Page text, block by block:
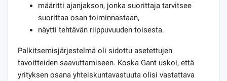
määritti ajanjakson, jonka suorittaja tarvitsee
suorittaa osan toiminnastaan,
näytti tehtävän riippuvuuden toisesta.
Palkitsemisjärjestelmä oli sidottu asetettujen
tavoitteiden saavuttamiseen. Koska Gant uskoi, että
yrityksen osana yhteiskuntavastuuta olisi vastattava